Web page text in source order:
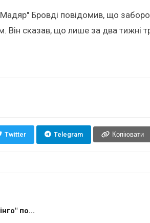
Бровді повідомив, що
сказав, що лише за два тижні
Twitter Telegram Копіювати
по...